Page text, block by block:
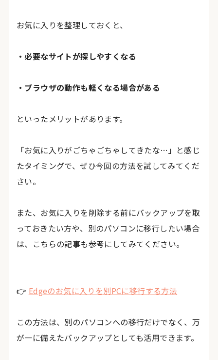
お気に入りを整理しておくと、
・必要なサイトが探しやすくなる
・ブラウザの動作も軽くなる場合がある
といったメリットがあります。
「お気に入りがごちゃごちゃしてきたな…」と感じ
たタイミングで、ぜひ今回の方法を試してみてくだ
さい。
また、お気に入りを削除する前にバックアップを取
っておきたい方や、別のパソコンに移行したい場合
は、こちらの記事も参考にしてみてください。
👉 Edgeのお気に入りを別PCに移行する方法
この方法は、別のパソコンへの移行だけでなく、万
が一に備えたバックアップとしても活用できます。